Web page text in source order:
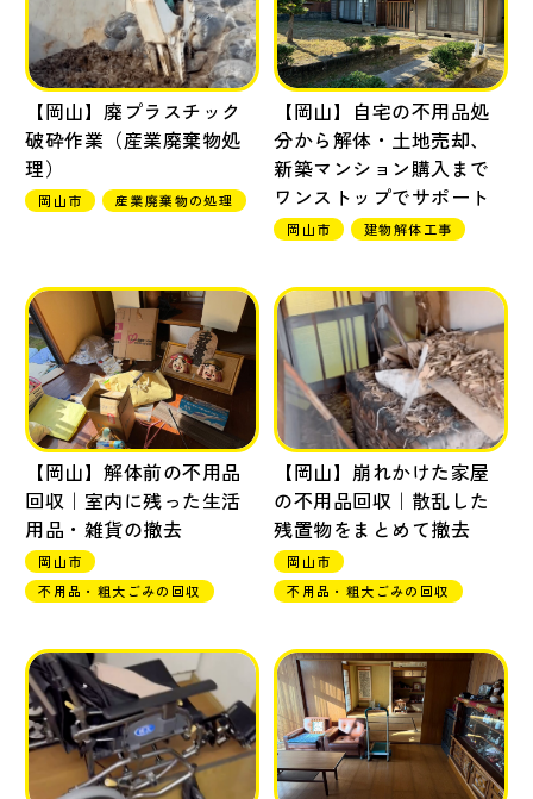
【岡山】廃プラスチック
破砕作業（産業廃棄物処
理）
岡山市 産業廃棄物の処理
【岡山】自宅の不用品処
分から解体・土地売却、
新築マンション購入まで
ワンストップでサポート
岡山市 建物解体工事
【岡山】解体前の不用品
回収｜室内に残った生活
用品・雑貨の撤去
岡山市
不用品・粗大ごみの回収
【岡山】崩れかけた家屋
の不用品回収｜散乱した
残置物をまとめて撤去
岡山市
不用品・粗大ごみの回収